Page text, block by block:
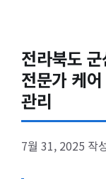
전라북도
전문가 케
관리
7월 31, 2025 작